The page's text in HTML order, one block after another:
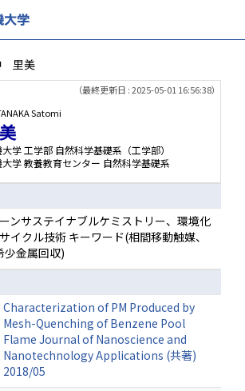
里美
（最終更新日 : 2025-05-01 16:56:38）
Satomi
学 工学部 自然科学基礎系（工学部）
学 教養教育センター 自然科学基礎系
ンサステイナブルケミストリー、環境化
イクル技術 キーワード(相間移動触媒、
少金属回収)
Characterization of PM Produced by
Mesh-Quenching of Benzene Pool
Flame Journal of Nanoscience and
Nanotechnology Applications (共著)
2018/05